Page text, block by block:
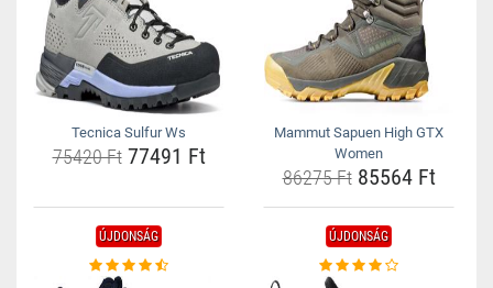
Tecnica Sulfur Ws
75420 Ft77491 Ft
Mammut Sapuen High GTX
Women
86275 Ft85564 Ft
ÚJDONSÁG ÚJDONSÁG